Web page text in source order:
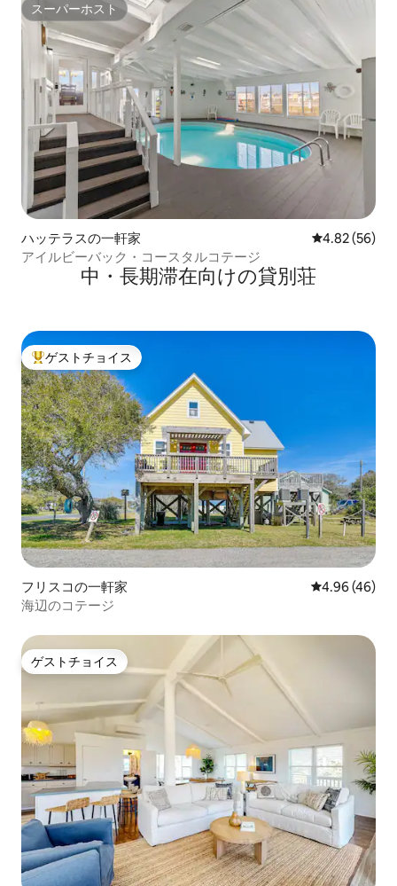
スーパーホスト
スーパーホスト
ハッテラスの一軒家 レビュー56
4.82 (56)
アイルビーバック・コースタルコテージ
中・長期滞在向けの貸別荘
大好評のゲストチョイスです。
ゲストチョイス
フリスコの一軒家 レビュー46
4.96 (46)
海辺のコテージ
ゲストチョイス
ゲストチョイス